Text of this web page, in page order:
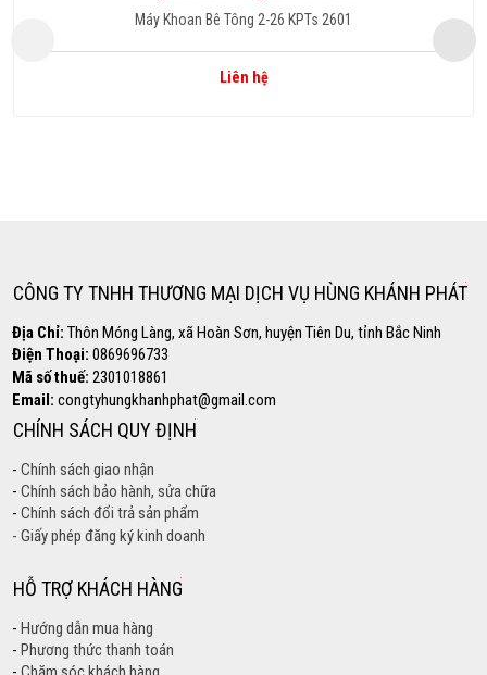
Máy Khoan Bê Tông 2-26 KPTs 2601
Liên hệ
CÔNG TY TNHH THƯƠNG MẠI DỊCH VỤ HÙNG KHÁNH PHÁT
Địa Chỉ: Thôn Móng Làng, xã Hoàn Sơn, huyện Tiên Du, tỉnh Bắc Ninh
Điện Thoại: 0869696733
Mã số thuế: 2301018861
Email: congtyhungkhanhphat@gmail.com
CHÍNH SÁCH QUY ĐỊNH
- Chính sách giao nhận
- Chính sách bảo hành, sửa chữa
- Chính sách đổi trả sản phẩm
- Giấy phép đăng ký kinh doanh
HỖ TRỢ KHÁCH HÀNG
- Hướng dẫn mua hàng
- Phương thức thanh toán